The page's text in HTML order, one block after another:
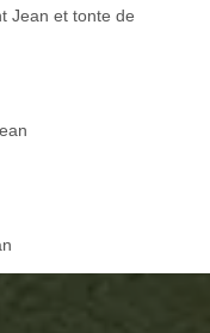
Jean et tonte de